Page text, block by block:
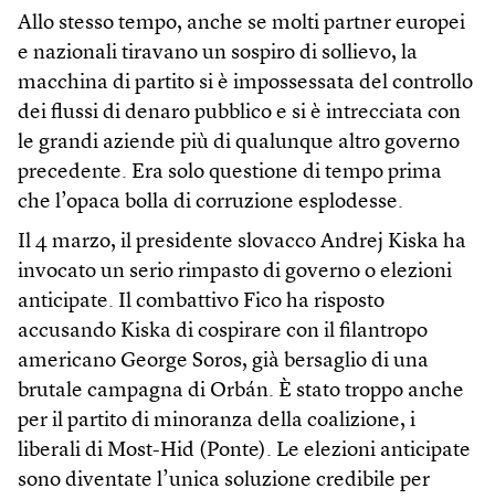
Allo stesso tempo, anche se molti partner europei
e nazionali tiravano un sospiro di sollievo, la
macchina di partito si è impossessata del controllo
dei flussi di denaro pubblico e si è intrecciata con
le grandi aziende più di qualunque altro governo
precedente. Era solo questione di tempo prima
che l’opaca bolla di corruzione esplodesse.
Il 4 marzo, il presidente slovacco Andrej Kiska ha
invocato un serio rimpasto di governo o elezioni
anticipate. Il combattivo Fico ha risposto
accusando Kiska di cospirare con il filantropo
americano George Soros, già bersaglio di una
brutale campagna di Orbán. È stato troppo anche
per il partito di minoranza della coalizione, i
liberali di Most-Hid (Ponte). Le elezioni anticipate
sono diventate l’unica soluzione credibile per